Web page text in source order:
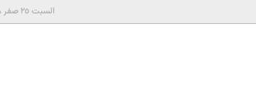
السبت ٢٥ صفر ١٤٤٨ ١٤:٥٧